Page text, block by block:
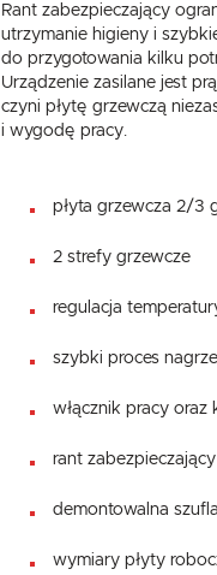
Rant zabezpieczający
utrzymanie higieny i
do przygotowania kilku
Urządzenie zasilane jest
czyni płytę grzewczą
i wygodę pracy.
płyta grzewcza 2/3
2 strefy grzewcze
regulacja
szybki proces
włącznik pracy
rant zabezpieczający
demontowalna
wymiary płyty